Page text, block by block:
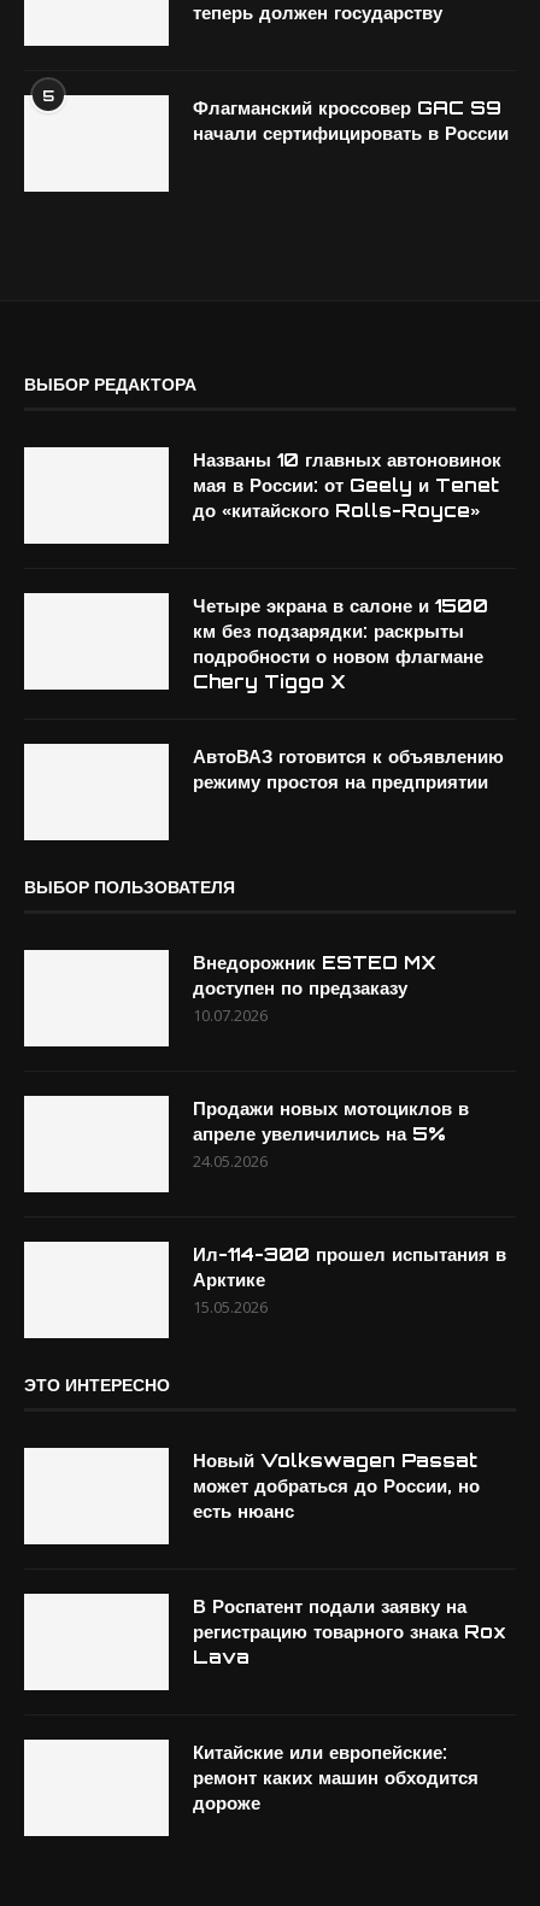
теперь должен государству
5
Флагманский кроссовер GAC S9
начали сертифицировать в России
ВЫБОР РЕДАКТОРА
Названы 10 главных автоновинок
мая в России: от Geely и Tenet
до «китайского Rolls-Royce»
Четыре экрана в салоне и 1500
км без подзарядки: раскрыты
подробности о новом флагмане
Chery Tiggo X
АвтоВАЗ готовится к объявлению
режиму простоя на предприятии
ВЫБОР ПОЛЬЗОВАТЕЛЯ
Внедорожник ESTEO MX
доступен по предзаказу
10.07.2026
Продажи новых мотоциклов в
апреле увеличились на 5%
24.05.2026
Ил-114-300 прошел испытания в
Арктике
15.05.2026
ЭТО ИНТЕРЕСНО
Новый Volkswagen Passat
может добраться до России, но
есть нюанс
В Роспатент подали заявку на
регистрацию товарного знака Rox
Lava
Китайские или европейские:
ремонт каких машин обходится
дороже